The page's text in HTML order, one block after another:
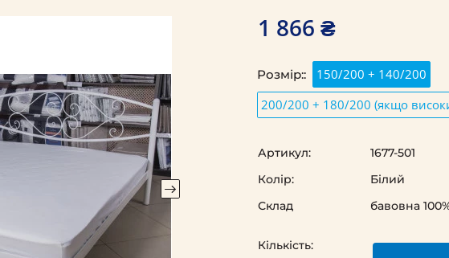
1 866 ₴
Розмір::
150/200 + 140/200
200/200 + 180/200 (якщо
Кількість:
Артикул:
1677-501
Колір:
Білий
Склад
бавовна